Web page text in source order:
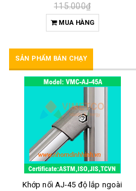
115.000₫
MUA HÀNG
SẢN PHẨM BÁN CHẠY
Khớp nối AJ-45 độ lắp ngoài